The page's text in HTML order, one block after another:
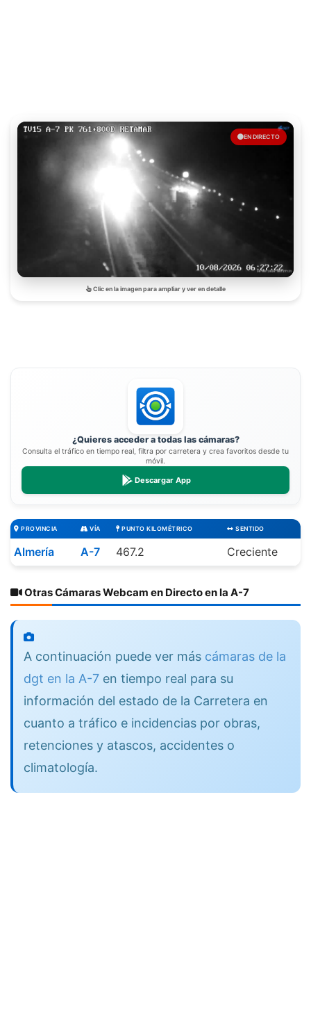
EN DIRECTO
Clic en la imagen para ampliar y ver en detalle
¿Quieres acceder a todas las cámaras?
Consulta el tráfico en tiempo real, filtra por carretera y crea favoritos desde tu
móvil.
Descargar App
PROVINCIA VÍA PUNTO KILOMÉTRICO SENTIDO
Almería A-7 467.2 Creciente
Otras Cámaras Webcam en Directo en la A-7
A continuación puede ver más cámaras de la
dgt en la A-7 en tiempo real para su
información del estado de la Carretera en
cuanto a tráfico e incidencias por obras,
retenciones y atascos, accidentes o
climatología.